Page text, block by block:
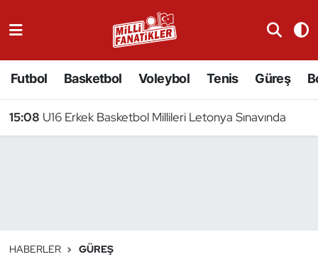
Futbol Basketbol Voleybol Tenis Güreş
15:08 U16 Erkek Basketbol Millileri Letonya Sınavında
HABERLER GÜREŞ
Badminton